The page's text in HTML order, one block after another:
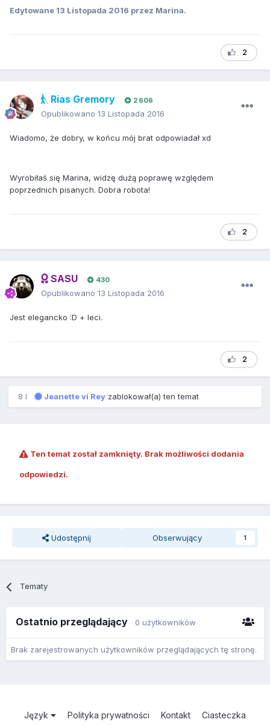
Edytowane 13 Listopada 2016 przez Marina.
2
Rias Gremory 2 606
Opublikowano 13 Listopada 2016
Wiadomo, że dobry, w końcu mój brat odpowiadał xd
Wyrobiłaś się Marina, widzę dużą poprawę względem
poprzednich pisanych. Dobra robota!
2
SASU 430
Opublikowano 13 Listopada 2016
Jest elegancko :D + leci.
2
8 l Jeanette vi Rey zablokował(a) ten temat
Ten temat został zamknięty. Brak możliwości dodania
odpowiedzi.
Udostępnij Obserwujący 1
Tematy
Ostatnio przeglądający 0 użytkowników
Brak zarejestrowanych użytkowników przeglądających tę stronę.
Język Polityka prywatności Kontakt Ciasteczka